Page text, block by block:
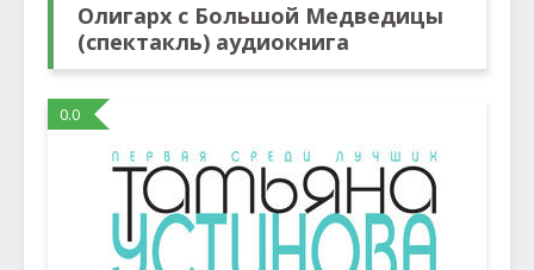
Олигарх с Большой Медведицы
(спектакль) аудиокнига
0.0